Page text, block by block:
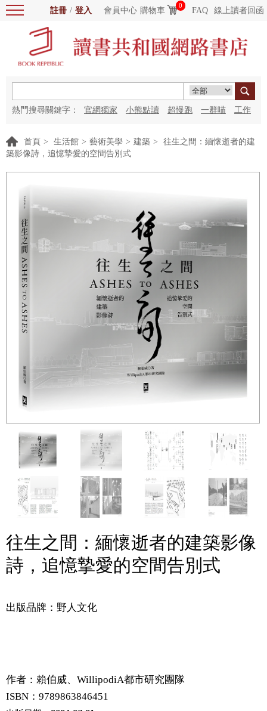
註冊 / 登入 會員中心 購物車
0
FAQ 線上讀者回函
熱門搜尋關鍵字： 官網獨家 小熊點讀 超慢跑 一群喵 工作
首頁 > 生活館 > 藝術美學 > 建築 >
往生之間：緬懷逝者的建
築影像詩，追憶摯愛的空間告別式
往生之間：緬懷逝者的建築影像
詩，追憶摯愛的空間告別式
出版品牌：野人文化
作者： 賴伯威、WillipodiA都市研究團隊
ISBN：9789863846451